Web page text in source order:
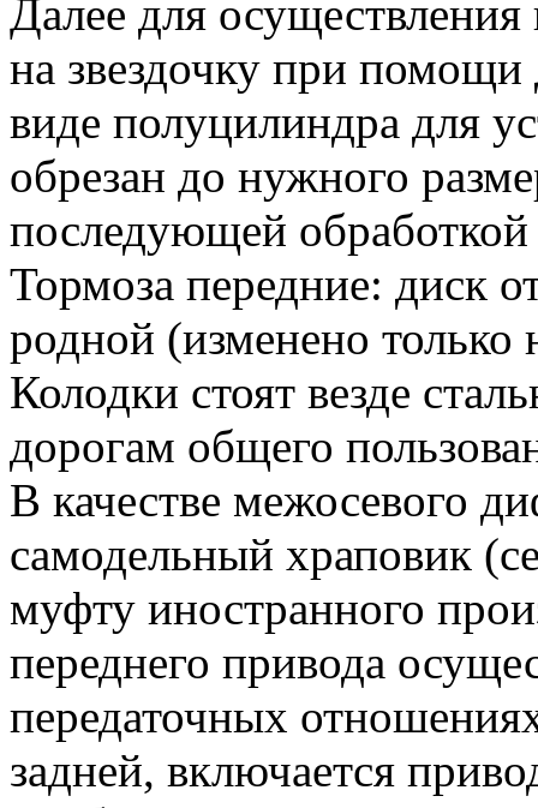
Далее для
на звездочку при
виде полуцилиндра для
обрезан до нужного
последующей обработкой
Тормоза передние: диск
родной (изменено только
Колодки стоят везде
дорогам общего
В качестве межосевого
самодельный храповик
муфту иностранного
переднего привода
передаточных
задней, включается